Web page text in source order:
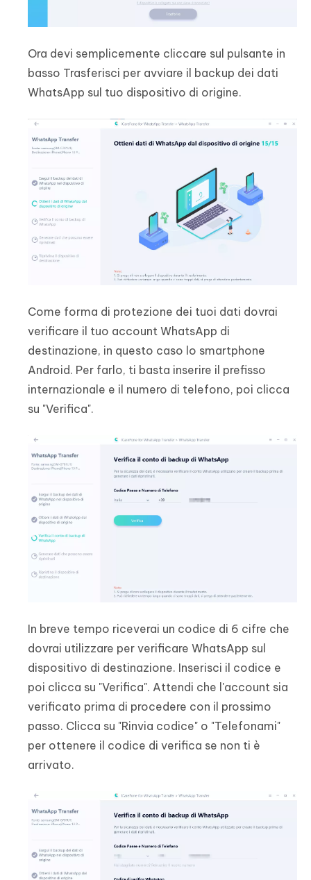
Ora devi semplicemente cliccare sul pulsante in
basso Trasferisci per avviare il backup dei dati
WhatsApp sul tuo dispositivo di origine.
Come forma di protezione dei tuoi dati dovrai
verificare il tuo account WhatsApp di
destinazione, in questo caso lo smartphone
Android. Per farlo, ti basta inserire il prefisso
internazionale e il numero di telefono, poi clicca
su "Verifica".
In breve tempo riceverai un codice di 6 cifre che
dovrai utilizzare per verificare WhatsApp sul
dispositivo di destinazione. Inserisci il codice e
poi clicca su "Verifica". Attendi che l'account sia
verificato prima di procedere con il prossimo
passo. Clicca su "Rinvia codice" o "Telefonami"
per ottenere il codice di verifica se non ti è
arrivato.